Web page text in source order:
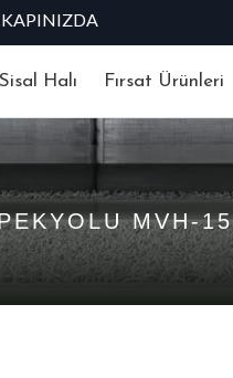
KAPINIZDA
Sisal Halı Fırsat Ürünleri
MVH-